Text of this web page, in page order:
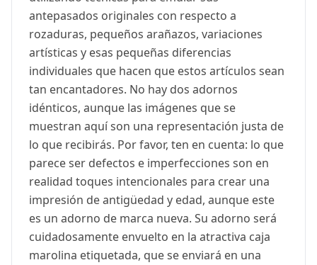
antepasados originales con respecto a
rozaduras, pequeños arañazos, variaciones
artísticas y esas pequeñas diferencias
individuales que hacen que estos artículos sean
tan encantadores. No hay dos adornos
idénticos, aunque las imágenes que se
muestran aquí son una representación justa de
lo que recibirás. Por favor, ten en cuenta: lo que
parece ser defectos e imperfecciones son en
realidad toques intencionales para crear una
impresión de antigüedad y edad, aunque este
es un adorno de marca nueva. Su adorno será
cuidadosamente envuelto en la atractiva caja
marolina etiquetada, que se enviará en una